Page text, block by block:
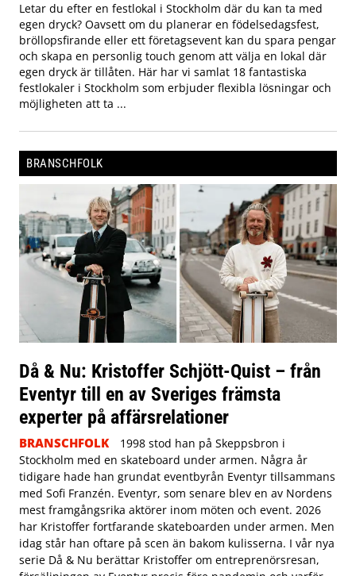
Letar du efter en festlokal i Stockholm där du kan ta med
egen dryck? Oavsett om du planerar en födelsedagsfest,
bröllopsfirande eller ett företagsevent kan du spara pengar
och skapa en personlig touch genom att välja en lokal där
egen dryck är tillåten. Här har vi samlat 18 fantastiska
festlokaler i Stockholm som erbjuder flexibla lösningar och
möjligheten att ta ...
BRANSCHFOLK
Då & Nu: Kristoffer Schjött-Quist – från
Eventyr till en av Sveriges främsta
experter på affärsrelationer
BRANSCHFOLK
1998 stod han på Skeppsbron i
Stockholm med en skateboard under armen. Några år
tidigare hade han grundat eventbyrån Eventyr tillsammans
med Sofi Franzén. Eventyr, som senare blev en av Nordens
mest framgångsrika aktörer inom möten och event. 2026
har Kristoffer fortfarande skateboarden under armen. Men
idag står han oftare på scen än bakom kulisserna. I vår nya
serie Då & Nu berättar Kristoffer om entreprenörsresan,